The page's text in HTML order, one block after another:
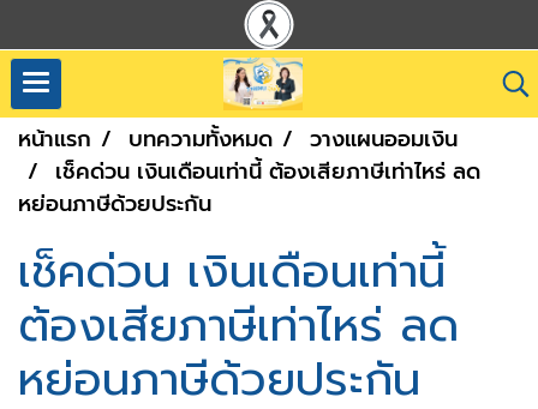
หน้าแรก บทความทั้งหมด
วางแผนออมเงิน
เช็คด่วน เงินเดือนเท่านี้ ต้องเสียภาษีเท่าไหร่ ลด
หย่อนภาษีด้วยประกัน
เช็คด่วน เงินเดือนเท่านี้
ต้องเสียภาษีเท่าไหร่ ลด
หย่อนภาษีด้วยประกัน